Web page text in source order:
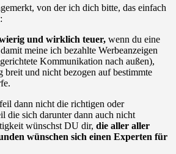
von der ich dich bitte, das einfach
und wirklich teuer, wenn du eine
meine ich bezahlte Werbeanzeigen
Kommunikation nach außen),
breit und nicht bezogen auf bestimmte
dann nicht die richtigen oder
die sich darunter dann auch nicht
wünschst DU dir, die aller aller
wünschen sich einen Experten für